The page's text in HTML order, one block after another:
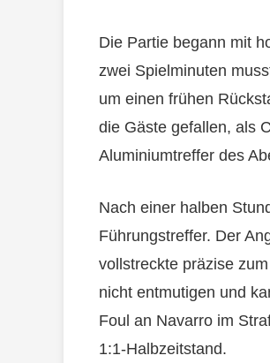
Die Partie begann mit
zwei Spielminuten
um einen frühen
die Gäste gefallen, als
Aluminiumtreffer des
Nach einer halben
Führungstreffer. Der
vollstreckte präzise
nicht entmutigen und
Foul an Navarro im
1:1-Halbzeitstand.